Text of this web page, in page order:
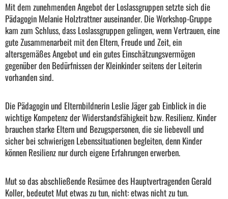
Mit dem zunehmenden Angebot der Loslassgruppen setzte sich die
Pädagogin Melanie Holztrattner auseinander. Die Workshop-Gruppe
kam zum Schluss, dass Loslassgruppen gelingen, wenn Vertrauen, eine
gute Zusammenarbeit mit den Eltern, Freude und Zeit, ein
altersgemäßes Angebot und ein gutes Einschätzungsvermögen
gegenüber den Bedürfnissen der Kleinkinder seitens der Leiterin
vorhanden sind.
Die Pädagogin und Elternbildnerin Leslie Jäger gab Einblick in die
wichtige Kompetenz der Widerstandsfähigkeit bzw. Resilienz. Kinder
brauchen starke Eltern und Bezugspersonen, die sie liebevoll und
sicher bei schwierigen Lebenssituationen begleiten, denn Kinder
können Resilienz nur durch eigene Erfahrungen erwerben.
Mut so das abschließende Resümee des Hauptvertragenden Gerald
Koller, bedeutet Mut etwas zu tun, nicht: etwas nicht zu tun.